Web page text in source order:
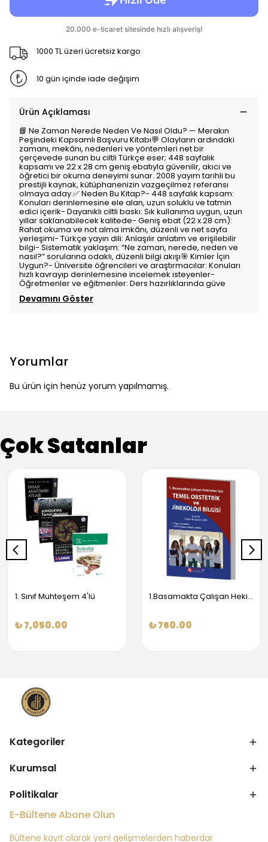
1000 TL üzeri ücretsiz kargo
10 gün içinde iade değişim
Ürün Açıklaması
📘 Ne Zaman Nerede Neden Ve Nasıl Oldu? — Merakın
Peşindeki Kapsamlı Başvuru Kitabı💬 Olayların ardındaki
zamanı, mekânı, nedenleri ve yöntemleri net bir
çerçevede sunan bu ciltli Türkçe eser; 448 sayfalık
kapsamı ve 22 x 28 cm geniş ebatıyla güvenilir, akıcı ve
öğretici bir okuma deneyimi sunar. 2008 yayım tarihli bu
prestijli kaynak, kütüphanenizin vazgeçilmez referansı
olmaya aday.✅ Neden Bu Kitap?- 448 sayfalık kapsam:
Konuları derinlemesine ele alan, uzun soluklu ve tatmin
edici içerik- Dayanıklı ciltli baskı: Sık kullanıma uygun, uzun
yıllar saklanabilecek kalitede- Geniş ebat (22 x 28 cm):
Rahat okuma ve not alma imkânı, düzenli ve net sayfa
yerleşimi- Türkçe yayın dili: Anlaşılır anlatım ve erişilebilir
bilgi- Sistematik yaklaşım: “Ne zaman, nerede, neden ve
nasıl?” sorularına odaklı, düzenli bilgi akışı🎯 Kimler İçin
Uygun?- Üniversite öğrencileri ve araştırmacılar: Konuları
hızlı kavrayıp derinlemesine incelemek isteyenler-
Öğretmenler ve eğitmenler: Ders hazırlıklarında güve
Devamını Göster
Yorumlar
Bu ürün için henüz yorum yapılmamış.
Çok Satanlar
1. Sınıf Muhteşem 4'lü
₺ 7,050.00
1.Basamakta Çalışan Hekimler İçin Temel Obstetrik Ve Jinekoloji Bilgisi
₺ 760.00
Kategoriler
Kurumsal
Politikalar
E-Bültene Abone Olun
Bültene kayıt olarak yeni gelişmelerden haberdar